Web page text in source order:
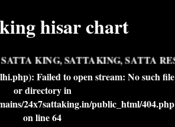
hisar chart
SATTA KING, SATTAKING, SATTA
Failed to open stream: No such file
or directory in
24x7sattaking.in/public_html/404.php
on line64